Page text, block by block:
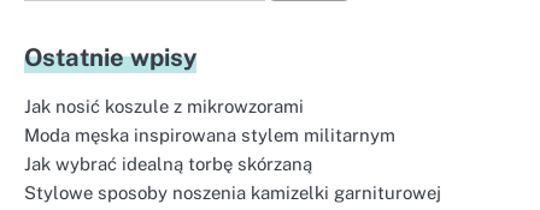
Ostatnie wpisy
Jak nosić koszule z mikrowzorami
Moda męska inspirowana stylem militarnym
Jak wybrać idealną torbę skórzaną
Stylowe sposoby noszenia kamizelki garniturowej